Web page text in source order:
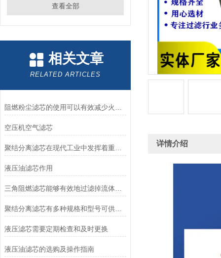
查看全部
相关文章
RELATED ARTICLES
空压机空气滤芯
聚结分离滤芯在现代工业中发挥着重要作用
液压油滤芯作用
三角阻燃滤芯能够有效地过滤掉流体中的各类杂质
聚结分离滤芯有多种规格和型号可供选择
液压滤芯需要定期检查和及时更换
液压油滤芯的选购及操作指南
详情介绍